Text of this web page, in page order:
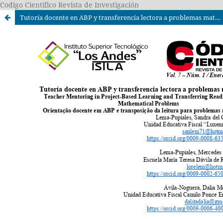
Codigo Científico Revista de Investigación
Tutoría docente en ABP y transferencia lectora a problemas matemáticos